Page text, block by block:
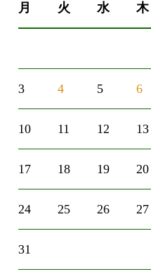
月 火 水 木
3 4 5 6
10 11 12 13
17 18 19 20
24 25 26 27
31